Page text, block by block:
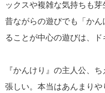
ックスや複雑な気持ちも芽
昔ながらの遊びでも「か
ることが中心の遊びは、ド
『かんけり』の主人公、
張しい。本当はあんまり